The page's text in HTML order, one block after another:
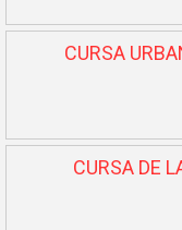
CURSA
CURSA DE